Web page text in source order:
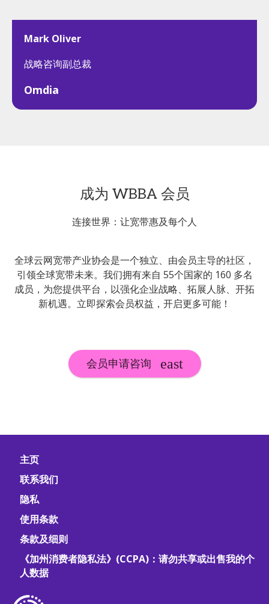
Mark Oliver
战略咨询副总裁
Omdia
成为 WBBA 会员
连接世界：让宽带惠及每个人
全球云网宽带产业协会是一个独立、由会员主导的社区，
引领全球宽带未来。我们拥有来自 55个国家的 160 多名
成员，为您提供平台，以强化企业战略、拓展人脉、开拓
新机遇。立即探索会员权益，开启更多可能！
会员申请咨询
主页
联系我们
隐私
使用条款
条款及细则
《加州消费者隐私法》(CCPA)：请勿共享或出售我的个
人数据